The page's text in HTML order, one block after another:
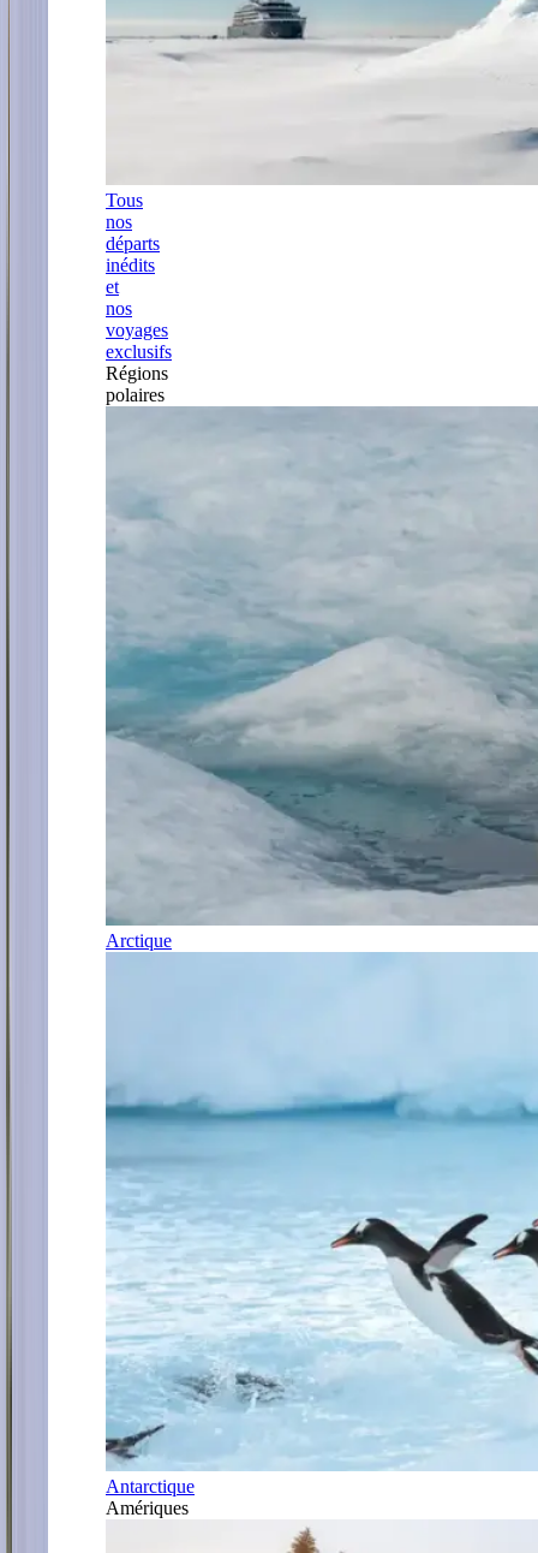
Tous
nos
départs
inédits
et
nos
voyages
exclusifs
Régions
polaires
Arctique
Antarctique
Amériques